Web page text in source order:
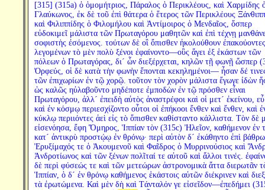
[315] (315a) ὁ ὁμομήτριος, Πάραλος ὁ Περικλέους, καὶ Χαρμίδης
Γλαύκωνος, ἐκ δὲ τοῦ ἐπὶ θάτερα ὁ ἕτερος τῶν Περικλέους
καὶ Φιλιππίδης ὁ Φιλομήλου καὶ Ἀντίμοιρος ὁ Μενδαῖος, ὅσπερ
εὐδοκιμεῖ μάλιστα τῶν Πρωταγόρου μαθητῶν καὶ ἐπὶ τέχνῃ
σοφιστὴς ἐσόμενος. τούτων δὲ οἳ ὄπισθεν ἠκολούθουν
λεγομένων τὸ μὲν πολὺ ξένοι ἐφαίνοντο—οὓς ἄγει ἐξ ἑκάστων τῶν
πόλεων ὁ Πρωταγόρας, δι´ ὧν διεξέρχεται, κηλῶν τῇ φωνῇ ὥσπερ
Ὀρφεύς, οἱ δὲ κατὰ τὴν φωνὴν ἕπονται κεκηλημένοι— ἦσαν δέ
τῶν ἐπιχωρίων ἐν τῷ χορῷ. τοῦτον τὸν χορὸν μάλιστα ἔγωγε ἰδὼν
ὡς καλῶς ηὐλαβοῦντο μηδέποτε ἐμποδὼν ἐν τῷ πρόσθεν εἶναι
Πρωταγόρου, ἀλλ´ ἐπειδὴ αὐτὸς ἀναστρέφοι καὶ οἱ μετ´ ἐκείνου,
καὶ ἐν κόσμῳ περιεσχίζοντο οὗτοι οἱ ἐπήκοοι ἔνθεν καὶ ἔνθεν, καὶ
κύκλῳ περιιόντες ἀεὶ εἰς τὸ ὄπισθεν καθίσταντο κάλλιστα. Τὸν δὲ
εἰσενόησα, ἔφη Ὅμηρος, Ἱππίαν τὸν (315c) Ἠλεῖον, καθήμενον ἐν
κατ´ ἀντικρὺ προστῴῳ ἐν θρόνῳ· περὶ αὐτὸν δ´ ἐκάθηντο ἐπὶ
Ἐρυξίμαχός τε ὁ Ἀκουμενοῦ καὶ Φαῖδρος ὁ Μυρρινούσιος καὶ
Ἀνδροτίωνος καὶ τῶν ξένων πολῖταί τε αὐτοῦ καὶ ἄλλοι τινές.
δὲ περὶ φύσεώς τε καὶ τῶν μετεώρων ἀστρονομικὰ ἄττα διερωτᾶν
Ἱππίαν, ὁ δ´ ἐν θρόνῳ καθήμενος ἑκάστοις αὐτῶν διέκρινεν καὶ
τὰ ἐρωτώμενα. Καὶ μὲν δὴ καὶ Τάνταλόν γε εἰσεῖδον—ἐπεδήμει